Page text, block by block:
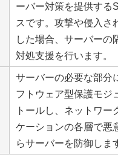
ーバー対策を提供する
スです。攻撃や侵入さ
した場合、サーバーの
対処支援を行います。
サーバーの必要な部分
フトウェア型保護モジ
トールし、ネットワー
ケーションの各層で悪
らサーバーを防御しま